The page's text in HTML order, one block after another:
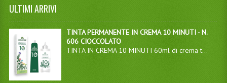
ULTIMI ARRIVI
TINTA PERMANENTE IN CREMA 10 MINUTI - N.
606 CIOCCOLATO
TINTA IN CREMA 10 MINUTI 60ml di crema t...